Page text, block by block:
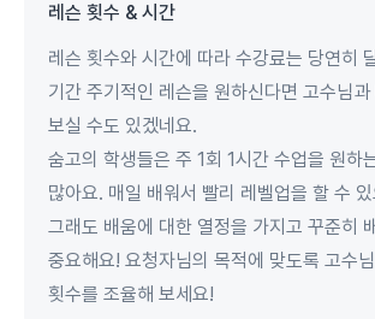
레슨 횟수 & 시간
레슨 횟수와 시간에 따라 수강료는 당연히
기간 주기적인 레슨을 원하신다면 고수님과
보실 수도 있겠네요.
숨고의 학생들은 주 1회 1시간 수업을 원하
많아요. 매일 배워서 빨리 레벨업을 할 수
그래도 배움에 대한 열정을 가지고 꾸준히
중요해요! 요청자님의 목적에 맞도록 고수
횟수를 조율해 보세요!